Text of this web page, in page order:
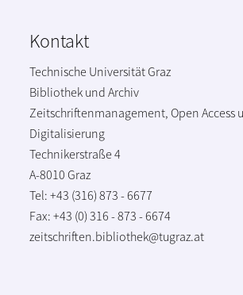
Kontakt
Technische Universität Graz
Bibliothek und Archiv
Zeitschriftenmanagement, Open Access
Digitalisierung
Technikerstraße 4
A-8010 Graz
Tel: +43 (316) 873 - 6677
Fax: +43 (0) 316 - 873 - 6674
zeitschriften.bibliothek@tugraz.at